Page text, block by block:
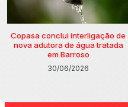
Copasa conclui interligação de
nova adutora de água tratada
em Barroso
30/06/2026